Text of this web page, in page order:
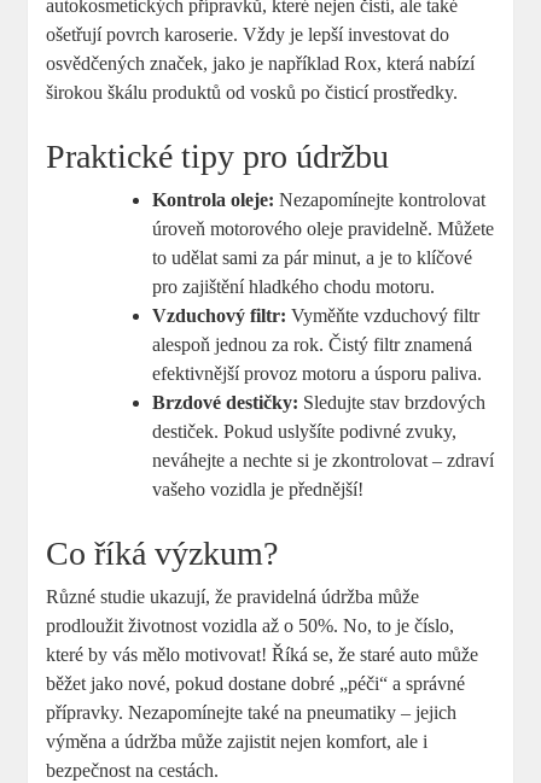
​autokosmetických přípravků, které nejen ⁤čistí, ale také
ošetřují ​povrch karoserie. ⁣Vždy je lepší ‌investovat ⁢do
osvědčených ‌značek,‍ jako je ‌například ⁤Rox, ⁣která⁢ nabízí
širokou škálu produktů od vosků po čisticí prostředky.
Praktické⁣ tipy pro údržbu
Kontrola oleje: ​Nezapomínejte kontrolovat
úroveň motorového oleje pravidelně.​ Můžete⁤
to​ udělat sami za pár minut, a je to klíčové⁤
pro zajištění ‍hladkého​ chodu ​motoru.
Vzduchový filtr: Vyměňte vzduchový filtr
alespoň jednou za ⁤rok. Čistý filtr‌ znamená​
efektivnější provoz motoru ‌a úsporu paliva.
Brzdové destičky: Sledujte stav brzdových
destiček. Pokud ⁤uslyšíte podivné zvuky,
neváhejte⁣ a⁤ nechte ‌si je⁢ zkontrolovat – zdraví
vašeho vozidla ⁢je přednější!
Co ​říká ‌výzkum?
Různé studie ‌ukazují, že pravidelná​ údržba ⁤může
prodloužit ⁢životnost vozidla až o‍ 50%.⁢ No, to je​ číslo,
které by vás mělo ⁣motivovat! Říká se, že staré‍ auto může
⁤běžet jako nové, pokud dostane⁤ dobré „péči“ ⁣a správné
přípravky. Nezapomínejte také na pneumatiky – jejich‌
výměna a údržba může ‍zajistit⁣ nejen komfort, ‌ale i ​
bezpečnost na cestách.